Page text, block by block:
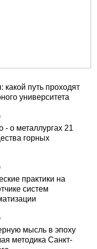
путь проходят
университета
- о металлургах 21
горных
практики на
систем
мысль в эпоху
методика Санкт-